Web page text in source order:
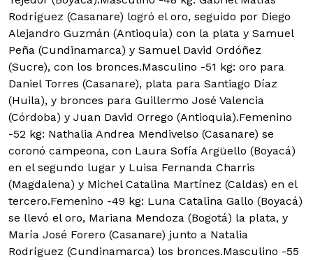
Rodríguez (Casanare) logró el oro, seguido por Diego
Alejandro Guzmán (Antioquia) con la plata y Samuel
Peña (Cundinamarca) y Samuel David Ordóñez
(Sucre), con los bronces.Masculino -51 kg: oro para
Daniel Torres (Casanare), plata para Santiago Díaz
(Huila), y bronces para Guillermo José Valencia
(Córdoba) y Juan David Orrego (Antioquia).Femenino
-52 kg: Nathalia Andrea Mendivelso (Casanare) se
coronó campeona, con Laura Sofía Argüello (Boyacá)
en el segundo lugar y Luisa Fernanda Charris
(Magdalena) y Michel Catalina Martínez (Caldas) en el
tercero.Femenino -49 kg: Luna Catalina Gallo (Boyacá)
se llevó el oro, Mariana Mendoza (Bogotá) la plata, y
María José Forero (Casanare) junto a Natalia
Rodríguez (Cundinamarca) los bronces.Masculino -55